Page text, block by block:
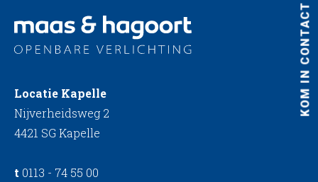
KOM IN CONTACT
Locatie Kapelle
Nijverheidsweg 2
4421 SG Kapelle
t 0113 - 74 55 00